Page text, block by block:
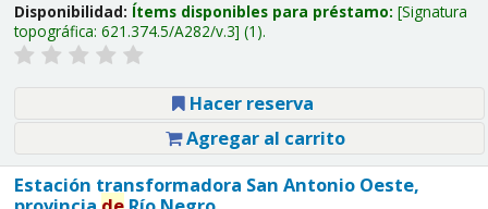
Disponibilidad: Ítems disponibles para préstamo: Signatura
topográfica: 621.374.5/A282/v.3 (1).
Hacer reserva
Agregar al carrito
Estación transformadora San Antonio Oeste,